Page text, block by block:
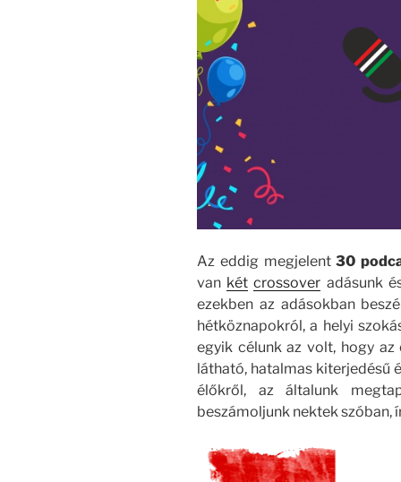
Az eddig megjelent30
van két crossover adásunk
ezekben az adásokban
hétköznapokról, a helyi
egyik célunk az volt, hogy
látható, hatalmas kiterjedésű
élőkről, az általunk
beszámoljunk nektek szóban,